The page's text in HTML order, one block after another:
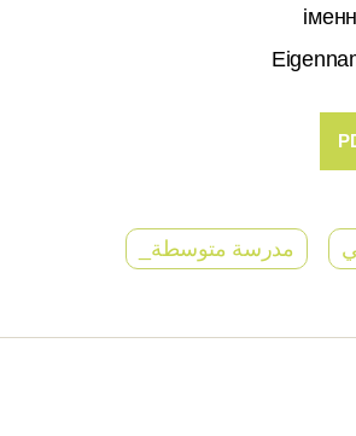
مدرسة متوسطة_